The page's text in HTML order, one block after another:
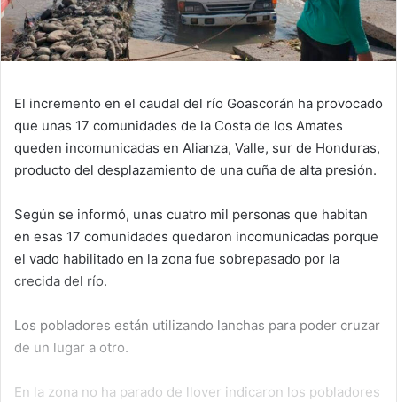
El incremento en el caudal del río Goascorán ha provocado
que unas 17 comunidades de la Costa de los Amates
queden incomunicadas en Alianza, Valle, sur de Honduras,
producto del desplazamiento de una cuña de alta presión.
Según se informó, unas cuatro mil personas que habitan
en esas 17 comunidades quedaron incomunicadas porque
el vado habilitado en la zona fue sobrepasado por la
crecida del río.
Los pobladores están utilizando lanchas para poder cruzar
de un lugar a otro.
En la zona no ha parado de llover indicaron los pobladores